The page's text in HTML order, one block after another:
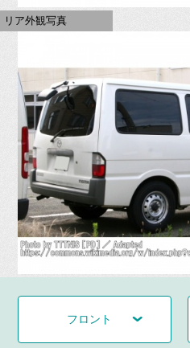
リア外観写真
フロント